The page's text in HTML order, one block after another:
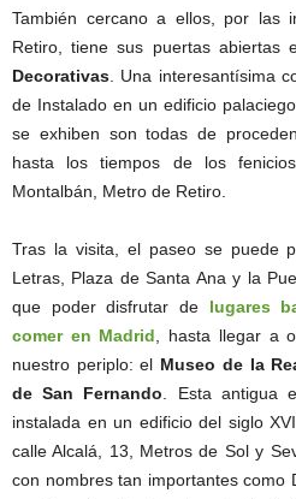
También cercano a ellos, por las
Retiro, tiene sus puertas abiertas
Decorativas . Una interesantísima
de Instalado en un edificio
se exhiben son todas de
hasta los tiempos de los
Montalbán, Metro de Retiro.
Tras la visita, el paseo se puede
Letras, Plaza de Santa Ana y la
que poder disfrutar de lugares
comer en Madrid , hasta llegar a
nuestro periplo: el Museo de la
de San Fernando . Esta antigua
instalada en un edificio del siglo
calle Alcalá, 13, Metros de Sol y
con nombres tan importantes como